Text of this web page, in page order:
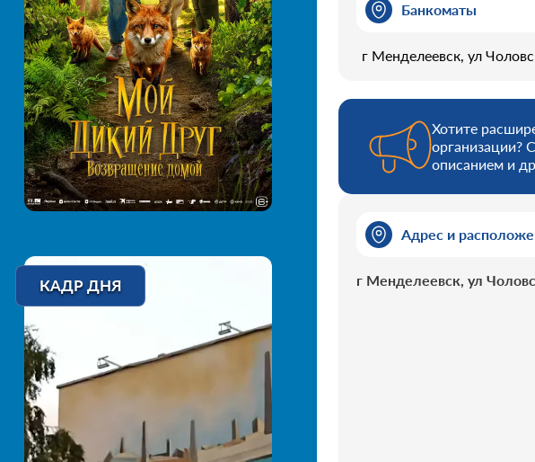
КАДР ДНЯ
Банкоматы
г Менделеевск, ул
Хотите
организации?
описанием и
Адрес и
г Менделеевск, ул